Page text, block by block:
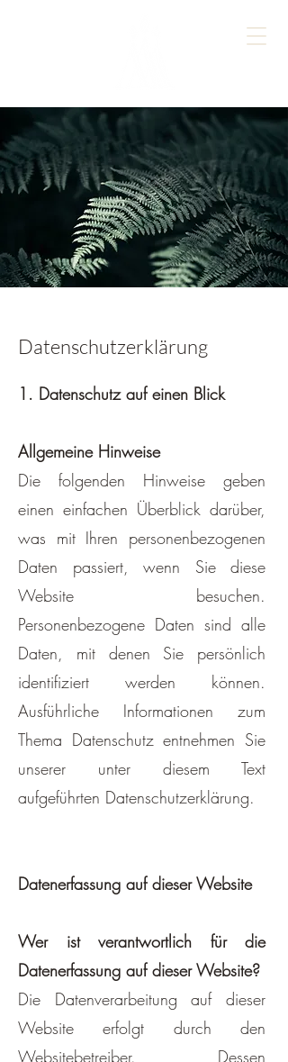
Datenschutzerklärung
1. Datenschutz auf einen Blick
Allgemeine Hinweise
Die folgenden Hinweise geben
einen einfachen Überblick darüber,
was mit Ihren personenbezogenen
Daten passiert, wenn Sie diese
Website besuchen.
Personenbezogene Daten sind alle
Daten, mit denen Sie persönlich
identifiziert werden können.
Ausführliche Informationen zum
Thema Datenschutz entnehmen Sie
unserer unter diesem Text
aufgeführten Datenschutzerklärung.
Datenerfassung auf dieser Website
Wer ist verantwortlich für die
Datenerfassung auf dieser Website?
Die Datenverarbeitung auf dieser
Website erfolgt durch den
Websitebetreiber. Dessen